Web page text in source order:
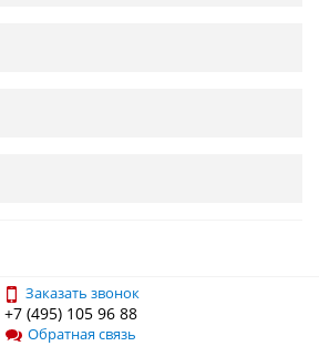
Заказать звонок
+7 (495) 105 96 88
Обратная связь